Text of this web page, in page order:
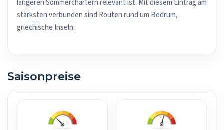
längeren Sommerchartern relevant ist. Mit diesem Eintrag am
stärksten verbunden sind Routen rund um Bodrum,
griechische Inseln.
Saisonpreise